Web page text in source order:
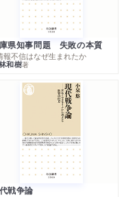
を身につける意義
環境での「水」「コーヒ
かなくて良い／必要最低
ク／人類が行なった読書
る英語勉強法
苦労は細分して乗り越え
県知事問題 失敗の本質
報不信はなぜ生まれたか
和樹著
戦争論